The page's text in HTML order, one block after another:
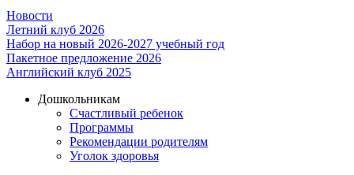
Новости
Летний клуб 2026
Набор на новый 2026-2027 учебный год
Пакетное предложение 2026
Английский клуб 2025
Дошкольникам
Счастливый ребенок
Программы
Рекомендации родителям
Уголок здоровья